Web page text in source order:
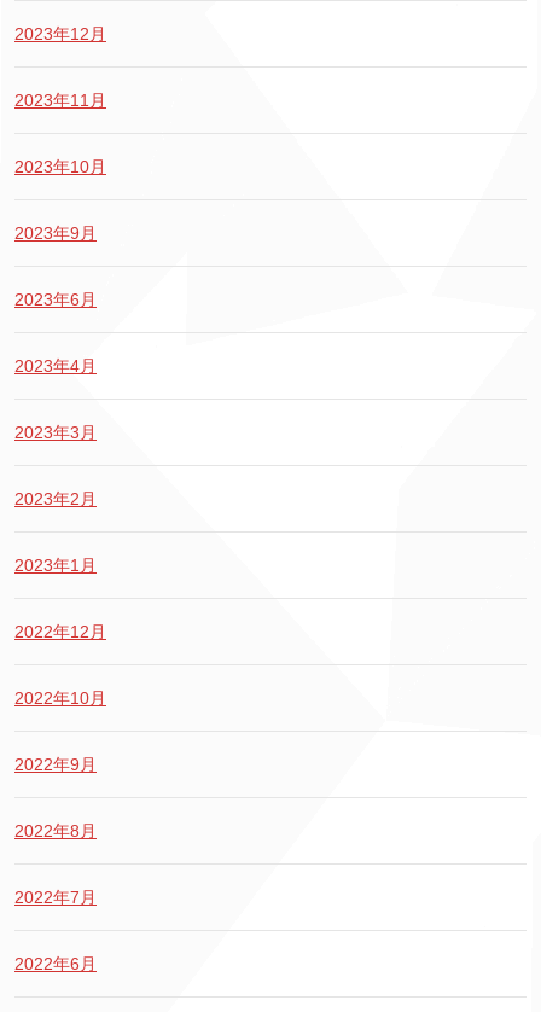
2023年12月
2023年11月
2023年10月
2023年9月
2023年6月
2023年4月
2023年3月
2023年2月
2023年1月
2022年12月
2022年10月
2022年9月
2022年8月
2022年7月
2022年6月